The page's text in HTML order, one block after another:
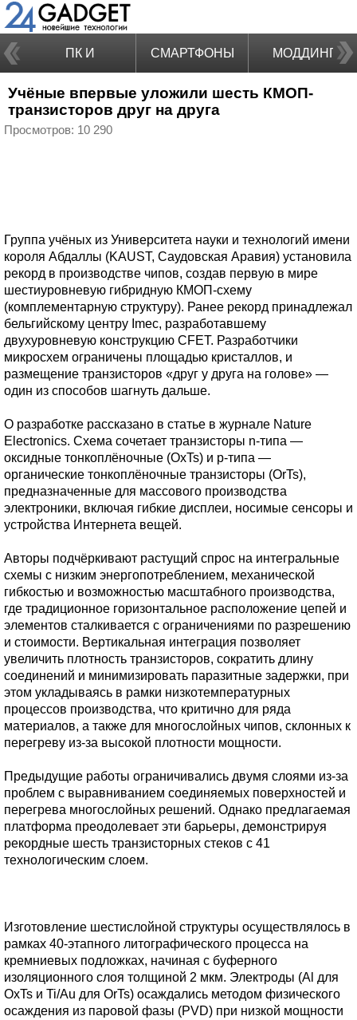
ПК И
НОУТБУКИ
СМАРТФОНЫ МОДДИНГ
Учёные впервые уложили шесть КМОП-
транзисторов друг на друга
Просмотров: 10 290
Группа учёных из Университета науки и технологий имени
короля Абдаллы (KAUST, Саудовская Аравия) установила
рекорд в производстве чипов, создав первую в мире
шестиуровневую гибридную КМОП-схему
(комплементарную структуру). Ранее рекорд принадлежал
бельгийскому центру Imec, разработавшему
двухуровневую конструкцию CFET. Разработчики
микросхем ограничены площадью кристаллов, и
размещение транзисторов «друг у друга на голове» —
один из способов шагнуть дальше.
О разработке рассказано в статье в журнале Nature
Electronics. Схема сочетает транзисторы n-типа —
оксидные тонкоплёночные (OxTs) и p-типа —
органические тонкоплёночные транзисторы (OrTs),
предназначенные для массового производства
электроники, включая гибкие дисплеи, носимые сенсоры и
устройства Интернета вещей.
Авторы подчёркивают растущий спрос на интегральные
схемы с низким энергопотреблением, механической
гибкостью и возможностью масштабного производства,
где традиционное горизонтальное расположение цепей и
элементов сталкивается с ограничениями по разрешению
и стоимости. Вертикальная интеграция позволяет
увеличить плотность транзисторов, сократить длину
соединений и минимизировать паразитные задержки, при
этом укладываясь в рамки низкотемпературных
процессов производства, что критично для ряда
материалов, а также для многослойных чипов, склонных к
перегреву из-за высокой плотности мощности.
Предыдущие работы ограничивались двумя слоями из-за
проблем с выравниванием соединяемых поверхностей и
перегрева многослойных решений. Однако предлагаемая
платформа преодолевает эти барьеры, демонстрируя
рекордные шесть транзисторных стеков с 41
технологическим слоем.
Изготовление шестислойной структуры осуществлялось в
рамках 40-этапного литографического процесса на
кремниевых подложках, начиная с буферного
изоляционного слоя толщиной 2 мкм. Электроды (Al для
OxTs и Ti/Au для OrTs) осаждались методом физического
осаждения из паровой фазы (PVD) при низкой мощности